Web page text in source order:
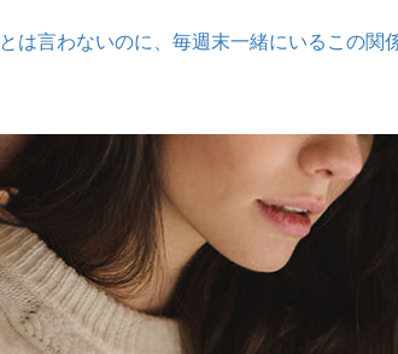
とは言わないのに、毎週末一緒にいるこの